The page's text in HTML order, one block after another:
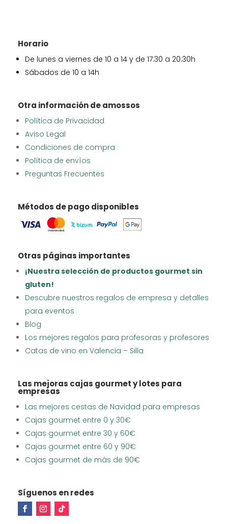
Horario
De lunes a viernes de 10 a 14 y de 17:30 a 20:30h
Sábados de 10 a 14h
Otra información de amossos
Política de Privacidad
Aviso Legal
Condiciones de compra
Política de envíos
Preguntas Frecuentes
Métodos de pago disponibles
Otras páginas importantes
¡Nuestra selección de productos gourmet sin
gluten!
Descubre nuestros regalos de empresa y detalles
para eventos
Blog
Los mejores regalos para profesoras y profesores
Catas de vino en Valencia – Silla
Las mejoras cajas gourmet y lotes para
empresas
Las mejores cestas de Navidad para empresas
Cajas gourmet entre 0 y 30€
Cajas gourmet entre 30 y 60€
Cajas gourmet entre 60 y 90€
Cajas gourmet de más de 90€
Síguenos en redes